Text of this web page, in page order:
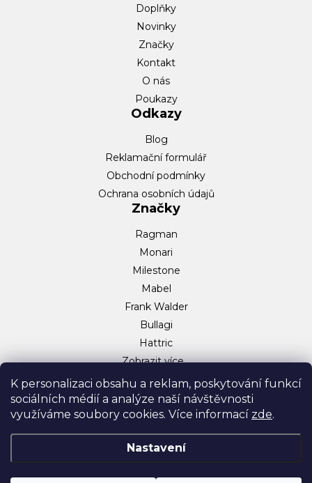
K personalizaci obsahu a reklam, poskytování funkcí
sociálních médií a analýze naší návštěvnosti
využíváme soubory cookies. Více informací zde.
Nastavení
Doplňky
Novinky
Značky
Kontakt
O nás
Poukazy
Odkazy
Blog
Reklamační formulář
Obchodní podmínky
Ochrana osobních údajů
Značky
Ragman
Monari
Milestone
Mabel
Frank Walder
Bullagi
Hattric
Zobrazit více…
Sociální sítě
Facebook
Instagram
TikTok